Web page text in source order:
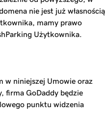
nie jest już własnością
mamy prawo
Użytkownika.
w niniejszej Umowie oraz
firma GoDaddy będzie
punktu widzenia